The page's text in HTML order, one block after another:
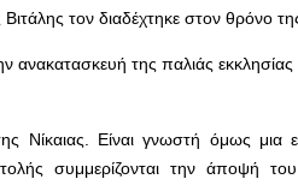
τον διαδέχτηκε στον θρόνο
ανακατασκευή της παλιάς
Νίκαιας. Είναι γνωστή όμως μια
συμμερίζονται την άποψή